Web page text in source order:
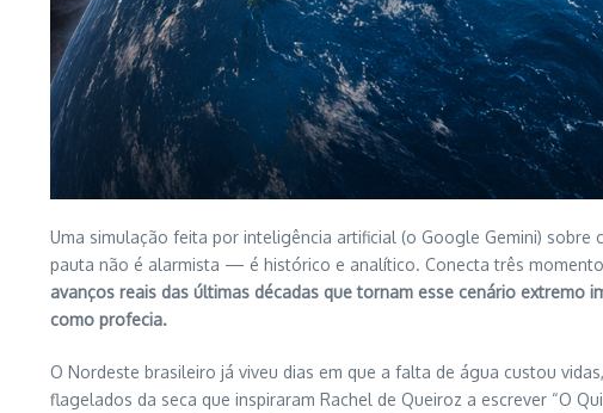
Uma simulação feita por inteligência artificial (o Google Gemini)
pauta não é alarmista — é histórico e analítico. Conecta três
avanços reais das últimas décadas que tornam esse cenário
como profecia.
O Nordeste brasileiro já viveu dias em que a falta de água custou
flagelados da seca que inspiraram Rachel de Queiroz a escrever “O